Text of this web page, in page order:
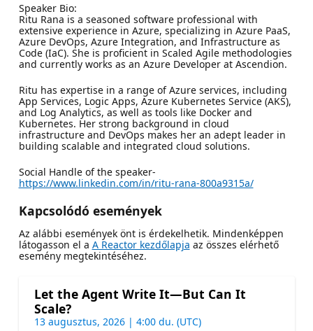
Speaker Bio:
Ritu Rana is a seasoned software professional with
extensive experience in Azure, specializing in Azure PaaS,
Azure DevOps, Azure Integration, and Infrastructure as
Code (IaC). She is proficient in Scaled Agile methodologies
and currently works as an Azure Developer at Ascendion.
Ritu has expertise in a range of Azure services, including
App Services, Logic Apps, Azure Kubernetes Service (AKS),
and Log Analytics, as well as tools like Docker and
Kubernetes. Her strong background in cloud
infrastructure and DevOps makes her an adept leader in
building scalable and integrated cloud solutions.
Social Handle of the speaker-
https://www.linkedin.com/in/ritu-rana-800a9315a/
Kapcsolódó események
Az alábbi események önt is érdekelhetik. Mindenképpen
látogasson el a A Reactor kezdőlapja az összes elérhető
esemény megtekintéséhez.
Let the Agent Write It—But Can It
Scale?
13 augusztus, 2026 | 4:00 du. (UTC)